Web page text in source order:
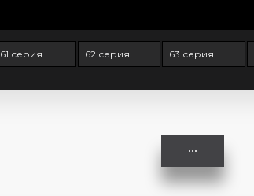
61 серия 62 серия 63 серия